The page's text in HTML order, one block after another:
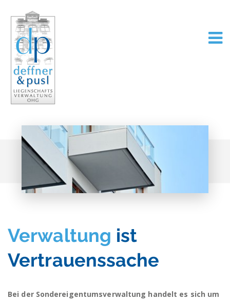
Verwaltung ist
Vertrauenssache
Bei der Sondereigentumsverwaltung handelt es sich um